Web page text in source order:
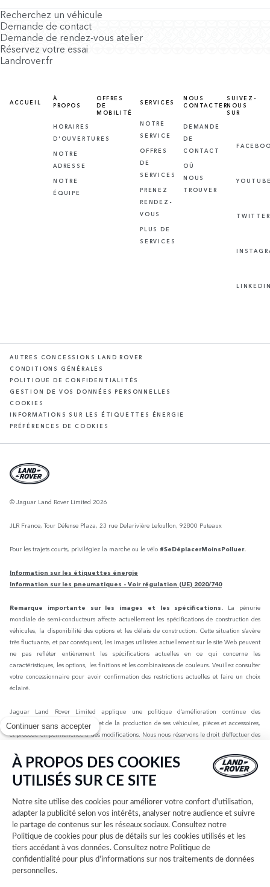
Continuer sans accepter
À PROPOS DES COOKIES
UTILISÉS SUR CE SITE
Notre site utilise des cookies pour améliorer votre confort d'utilisation,
adapter la publicité selon vos intérêts, analyser notre audience et suivre
le partage de contenus sur les réseaux sociaux. Consultez notre
Politique de cookies pour plus de détails sur les cookies utilisés et les
tiers accédant à vos données. Consultez notre Politique de
confidentialité pour plus d'informations sur nos traitements de données
personnelles.
Recherchez un véhicule
Demande de contact
Demande de rendez-vous atelier
Réservez votre essai
Landrover.fr
ACCUEIL
À
PROPOS
HORAIRES
D'OUVERTURES
NOTRE
ADRESSE
NOTRE
ÉQUIPE
OFFRES
DE
MOBILITÉ
SERVICES
NOTRE
SERVICE
OFFRES
DE
SERVICES
PRENEZ
RENDEZ-
VOUS
PLUS DE
SERVICES
NOUS
CONTACTER
DEMANDE
DE
CONTACT
OÙ
NOUS
TROUVER
SUIVEZ-
NOUS
SUR
TWITTER
AUTRES CONCESSIONS LAND ROVER
CONDITIONS GÉNÉRALES
POLITIQUE DE CONFIDENTIALITÉS
GESTION DE VOS DONNÉES PERSONNELLES
COOKIES
INFORMATIONS SUR LES ÉTIQUETTES ÉNERGIE
PRÉFÉRENCES DE COOKIES
© Jaguar Land Rover Limited 2026
JLR France, Tour Défense Plaza, 23 rue Delarivière Lefoullon, 92800 Puteaux
Pour les trajets courts, privilégiez la marche ou le vélo #SeDéplacerMoinsPolluer.
Information sur les étiquettes énergie
Information sur les pneumatiques - Voir régulation (UE) 2020/740
Remarque importante sur les images et les spécifications.
La pénurie
mondiale de semi-conducteurs affecte actuellement les spécifications de construction des
véhicules, la disponibilité des options et les délais de construction. Cette situation s’avère
très fluctuante, et par conséquent, les images utilisées actuellement sur le site Web peuvent
ne pas refléter entièrement les spécifications actuelles en ce qui concerne les
caractéristiques, les options, les finitions et les combinaisons de couleurs. Veuillez consulter
votre concessionnaire pour avoir confirmation des restrictions actuelles et faire un choix
éclairé.
Jaguar Land Rover Limited applique une politique d’amélioration continue des
spécifications, de la conception et de la production de ses véhicules, pièces et accessoires,
et procède en permanence à des modifications. Nous nous réservons le droit d’effectuer des
présentées sur ce site Web sont basées sur les spécifications européennes. Elles peuvent
varier selon le marché et être modifiées sans préavis. Certains des véhicules présents sont
dotés d’équipements en option ou d’accessoires installés par le concessionnaire qui peuvent
pour connaître les disponibilités et les tarifs.
Les chiffres fournis sont issus des tests officiels menés par le fabricant conformément à la
législation européenne en vigueur avec une batterie complètement chargée. Depuis le 1er
septembre 2018, les véhicules légers neufs sont réceptionnés en Europe sur la base de la
procédure d'essai harmonisée pour les véhicules légers (WLTP), procédure d'essai
permettant de mesurer la consommation de carburant et les émissions de CO2, plus